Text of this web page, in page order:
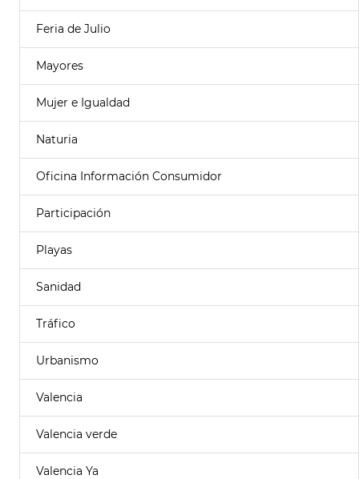
Feria de Julio
Mayores
Mujer e Igualdad
Naturia
Oficina Información Consumidor
Participación
Playas
Sanidad
Tráfico
Urbanismo
Valencia
Valencia verde
Valencia Ya